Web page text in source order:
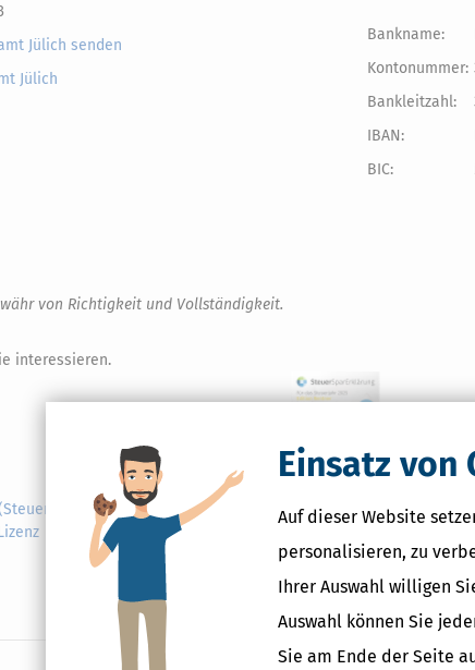
Einsatz von
Auf dieser Website
personalisieren, zu
Ihrer Auswahl willigen
Auswahl können Sie
Sie am Ende der Seite
Jülich senden
Jülich
Bankname:
Kontonummer:
Bankleitzahl:
IBAN:
BIC:
von Richtigkeit und Vollständigkeit.
interessieren.
SteuerSparErklärung für Rentner
ab 34,95 €